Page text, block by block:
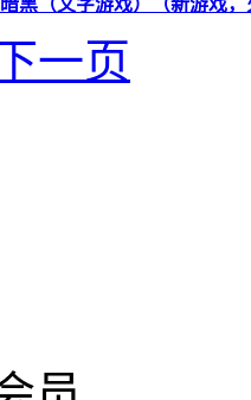
黑（文字游戏）（新游戏
一页